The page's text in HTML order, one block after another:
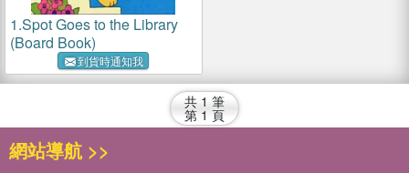
1.Spot Goes to the Library
(Board Book)
到貨時通知我
共 1 筆
第 1 頁
網站導航 >>